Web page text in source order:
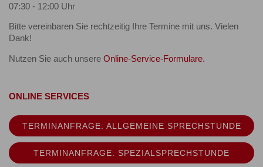
07:30 - 12:00 Uhr
Bitte vereinbaren Sie rechtzeitig Ihre Termine mit uns. Vielen
Dank!
Nutzen Sie auch unsere Online-Service-Formulare.
ONLINE SERVICES
TERMINANFRAGE: ALLGEMEINE SPRECHSTUNDE
TERMINANFRAGE: SPEZIALSPRECHSTUNDE